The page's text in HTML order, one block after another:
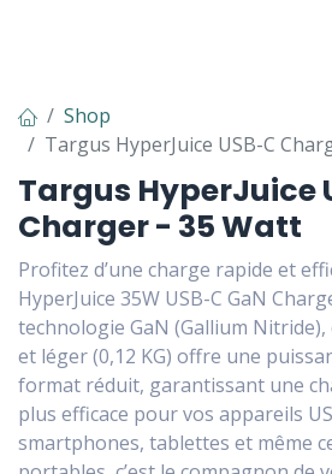
Shop
Targus HyperJuice USB-C
Targus HyperJuice
Charger - 35 Watt
Profitez d’une charge rapide et
HyperJuice 35W USB-C GaN
technologie GaN (Gallium
et léger (0,12 KG) offre une
format réduit, garantissant une
plus efficace pour vos appareils
smartphones, tablettes et même